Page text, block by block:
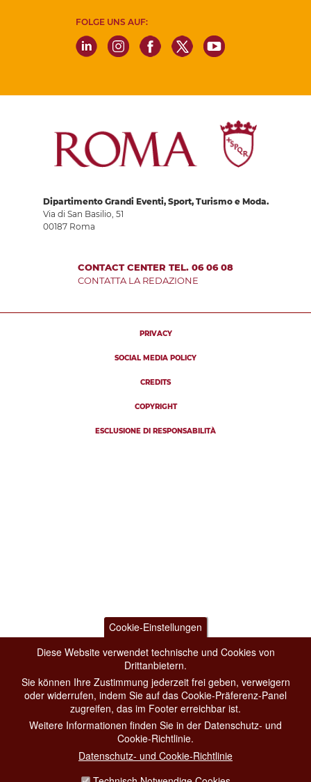
FOLGE UNS AUF:
Dipartimento Grandi Eventi, Sport, Turismo e Moda.
Via di San Basilio, 51
00187 Roma
CONTACT CENTER TEL. 06 06 08
CONTATTA LA REDAZIONE
PRIVACY
SOCIAL MEDIA POLICY
CREDITS
COPYRIGHT
ESCLUSIONE DI RESPONSABILITÀ
Cookie-Einstellungen
Diese Website verwendet technische und Cookies von
Drittanbietern.
Sie können Ihre Zustimmung jederzeit frei geben, verweigern
oder widerrufen, indem Sie auf das Cookie-Präferenz-Panel
zugreifen, das im Footer erreichbar ist.
Weitere Informationen finden Sie in der Datenschutz- und
Cookie-Richtlinie.
Datenschutz- und Cookie-Richtlinie